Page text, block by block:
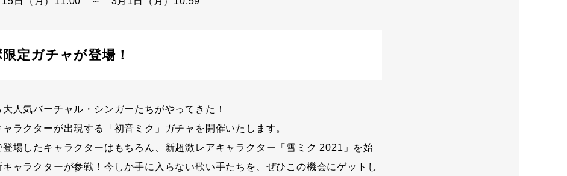
定ガチャが登場！
人気バーチャル・シンガーたちがやってきた！
ャラクターが出現する「初音ミク」ガチャを開催いたします。
登場したキャラクターはもちろん、新超激レアキャラクター「雪ミク 2021」を始
ャラクターが参戦！今しか手に入らない歌い手たちを、ぜひこの機会にゲットし